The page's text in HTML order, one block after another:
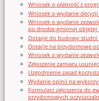
Wniosek o płatność z
Wniosek o wydanie
Wniosek o wydanie
po drodze gminnej
Dotacje do budowy studni
Dotacje na przydomowe
Wniosek o wydanie
Zgłoszenie zamiaru
Uzgodnienie zasad
Wydanie opinii na
Formularz zgłoszenia do
przydomowych